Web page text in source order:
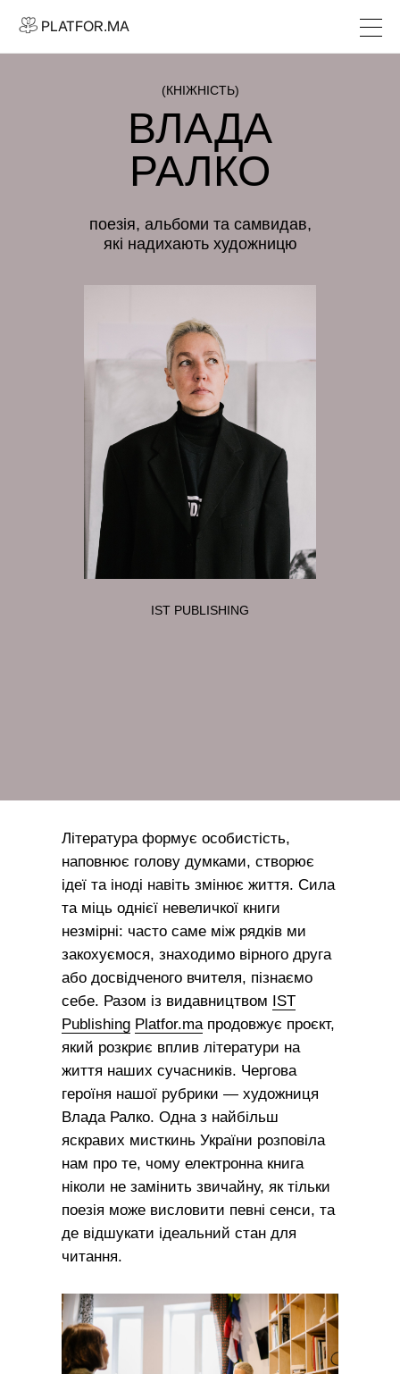
PLATFOR.MA
PLATFOR.MA
Про нас
Редакційна політика
Повернення та обмін
Публічна оферта
ВЛАДА
РАЛКО
(КНІЖНІСТЬ)
поезія, альбоми та самвидав,
які надихають художницю
IST PUBLISHING
Література формує особистість,
наповнює голову думками, створює
ідеї та іноді навіть змінює життя. Сила
та міць однієї невеличкої книги
незмірні: часто саме між рядків ми
закохуємося, знаходимо вірного друга
або досвідченого вчителя, пізнаємо
себе. Разом із видавництвом IST
Publishing Platfor.maпродовжує проєкт,
який розкриє вплив літератури на
життя наших сучасників. Чергова
героїня нашої рубрики — художниця
Влада Ралко. Одна з найбільш
яскравих мисткинь України розповіла
нам про те, чому електронна книга
ніколи не замінить звичайну, як тільки
поезія може висловити певні сенси, та
де відшукати ідеальний стан для
читання.